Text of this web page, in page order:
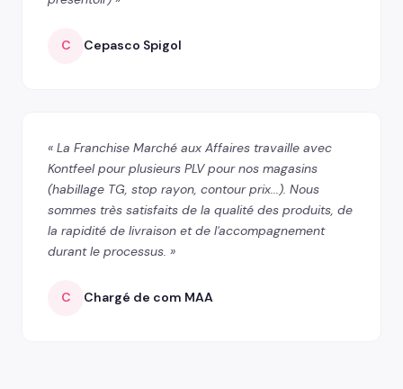
C Cepasco Spigol
« La Franchise Marché aux Affaires travaille avec
Kontfeel pour plusieurs PLV pour nos magasins
(habillage TG, stop rayon, contour prix...). Nous
sommes très satisfaits de la qualité des produits, de
la rapidité de livraison et de l'accompagnement
durant le processus. »
C Chargé de com MAA